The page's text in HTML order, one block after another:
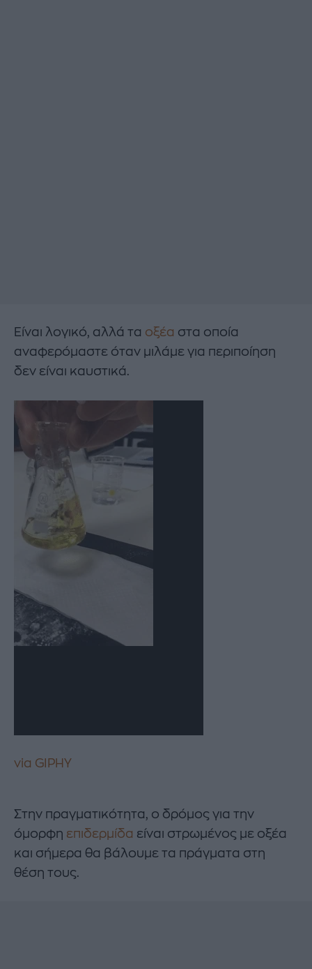
Είναι λογικό, αλλά τα οξέα στα οποία
αναφερόμαστε όταν μιλάμε για περιποίηση
δεν είναι καυστικά.
via GIPHY
Στην πραγματικότητα, ο δρόμος για την
όμορφη επιδερμίδα είναι στρωμένος με οξέα
και σήμερα θα βάλουμε τα πράγματα στη
θέση τους.